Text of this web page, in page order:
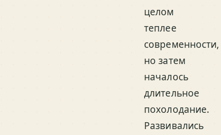
целом
теплее
современности,
но затем
началось
длительное
похолодание.
Развивались